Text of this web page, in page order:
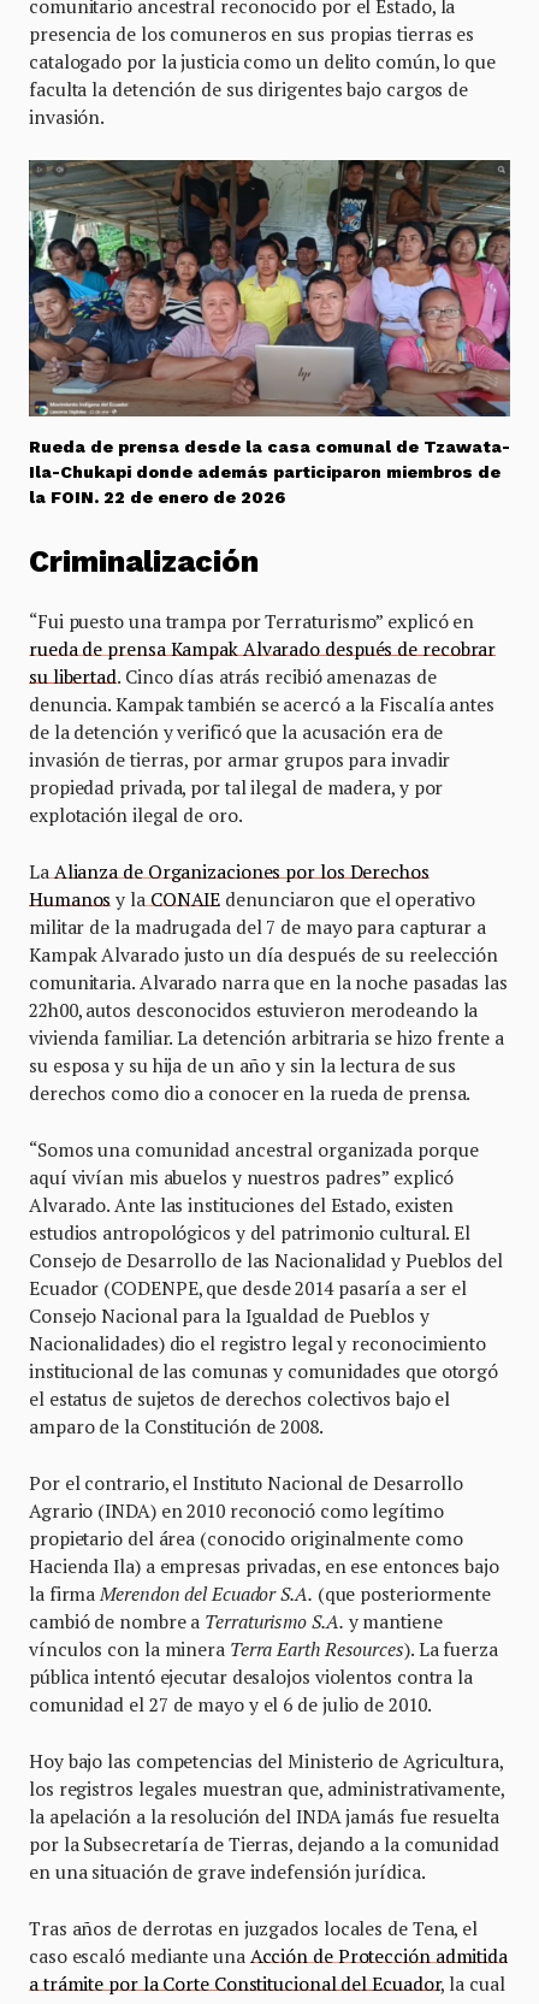
comunitario ancestral reconocido por el Estado, la
presencia de los comuneros en sus propias tierras es
catalogado por la justicia como un delito común, lo que
faculta la detención de sus dirigentes bajo cargos de
invasión.
Rueda de prensa desde la casa comunal de Tzawata-
Ila-Chukapi donde además participaron miembros de
la FOIN. 22 de enero de 2026
Criminalización
“Fui puesto una trampa por Terraturismo” explicó en
rueda de prensa Kampak Alvarado después de recobrar
su libertad. Cinco días atrás recibió amenazas de
denuncia. Kampak también se acercó a la Fiscalía antes
de la detención y verificó que la acusación era de
invasión de tierras, por armar grupos para invadir
propiedad privada, por tal ilegal de madera, y por
explotación ilegal de oro.
LaAlianza de Organizaciones por los Derechos
Humanos y laCONAIE denunciaron que el operativo
militar de la madrugada del 7 de mayo para capturar a
Kampak Alvarado justo un día después de su reelección
comunitaria. Alvarado narra que en la noche pasadas las
22h00, autos desconocidos estuvieron merodeando la
vivienda familiar. La detención arbitraria se hizo frente a
su esposa y su hija de un año y sin la lectura de sus
derechos como dio a conocer en la rueda de prensa.
“Somos una comunidad ancestral organizada porque
aquí vivían mis abuelos y nuestros padres” explicó
Alvarado. Ante las instituciones del Estado, existen
estudios antropológicos y del patrimonio cultural. El
Consejo de Desarrollo de las Nacionalidad y Pueblos del
Ecuador (CODENPE, que desde 2014 pasaría a ser el
Consejo Nacional para la Igualdad de Pueblos y
Nacionalidades) dio el registro legal y reconocimiento
institucional de las comunas y comunidades que otorgó
el estatus de sujetos de derechos colectivos bajo el
amparo de la Constitución de 2008.
Por el contrario, el Instituto Nacional de Desarrollo
Agrario (INDA) en 2010 reconoció como legítimo
propietario del área (conocido originalmente como
Hacienda Ila) a empresas privadas, en ese entonces bajo
la firmaMerendon del Ecuador S.A. (que posteriormente
cambió de nombre a Terraturismo S.A. y mantiene
vínculos con la minera Terra Earth Resources). La fuerza
pública intentó ejecutar desalojos violentos contra la
comunidad el 27 de mayo y el 6 de julio de 2010.
Hoy bajo las competencias del Ministerio de Agricultura,
los registros legales muestran que, administrativamente,
la apelación a la resolución del INDA jamás fue resuelta
por la Subsecretaría de Tierras, dejando a la comunidad
en una situación de grave indefensión jurídica.
Tras años de derrotas en juzgados locales de Tena, el
caso escaló mediante una Acción de Protección admitida
a trámite por la Corte Constitucional del Ecuador, la cual